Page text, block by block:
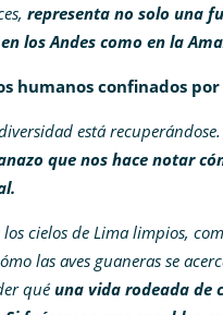
representa no solo una
los Andes como en la
humanos confinados
está
que nos hace notar
los cielos de Lima limpios,
las aves guaneras se
quéuna vida rodeada de